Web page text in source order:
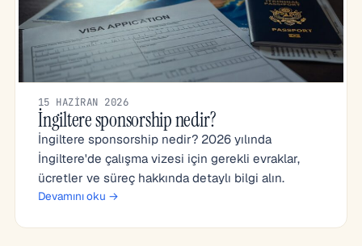
15 HAZIRAN 2026
İngiltere sponsorship nedir?
İngiltere sponsorship nedir? 2026 yılında
İngiltere'de çalışma vizesi için gerekli evraklar,
ücretler ve süreç hakkında detaylı bilgi alın.
Devamını oku →